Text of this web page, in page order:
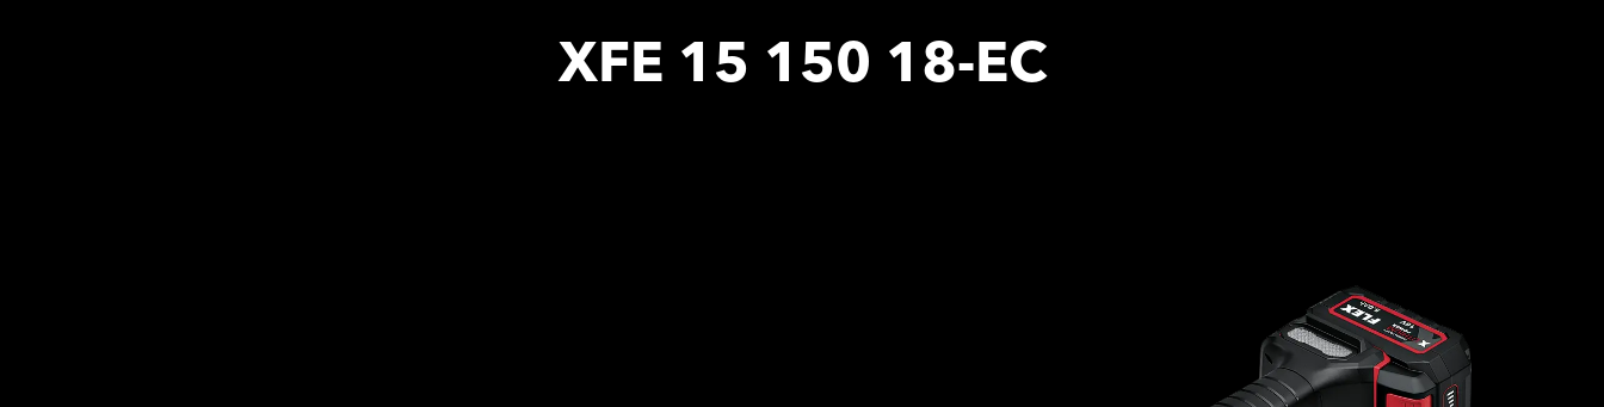
XFE 15 150 18-EC